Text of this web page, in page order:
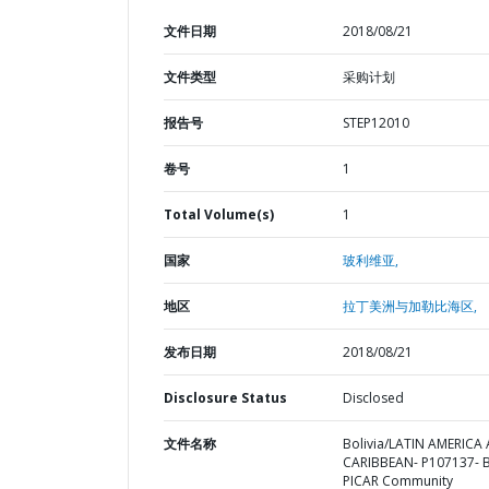
文件日期 2018/08/21
文件类型 采购计划
报告号 STEP12010
卷号 1
Total Volume(s) 1
国家 玻利维亚,
地区 拉丁美洲与加勒比海区,
发布日期 2018/08/21
Disclosure Status Disclosed
文件名称
Bolivia/LATIN AMERICA
CARIBBEAN- P107137-
PICAR Community